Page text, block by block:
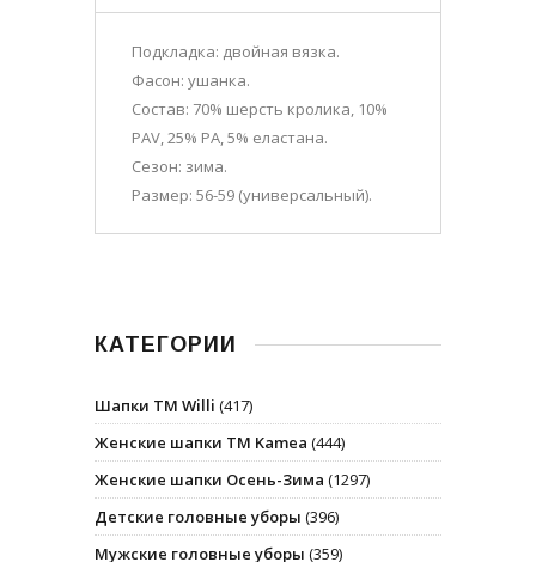
Подкладка: двойная вязка.
Фасон: ушанка.
Состав: 70% шерсть кролика, 10%
PAV, 25% PA, 5% еластана.
Сезон: зима.
Размер: 56-59 (универсальный).
КАТЕГОРИИ
Шапки ТМ Willi (417)
Женские шапки ТМ Kamea (444)
Женские шапки Осень-Зима (1297)
Детские головные уборы (396)
Мужские головные уборы (359)